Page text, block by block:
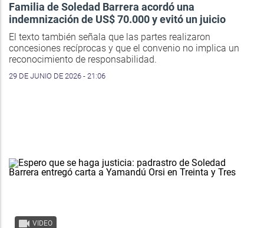
Familia de Soledad Barrera acordó una
indemnización de US$ 70.000 y evitó un juicio
El texto también señala que las partes realizaron
concesiones recíprocas y que el convenio no implica un
reconocimiento de responsabilidad.
29 DE JUNIO DE 2026 - 21:06
VIDEO